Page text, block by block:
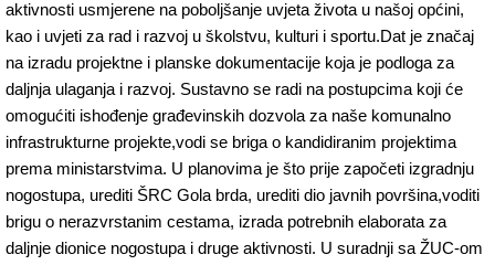
aktivnosti usmjerene na poboljšanje uvjeta života u našoj općini,
kao i uvjeti za rad i razvoj u školstvu, kulturi i sportu.Dat je značaj
na izradu projektne i planske dokumentacije koja je podloga za
daljnja ulaganja i razvoj. Sustavno se radi na postupcima koji će
omogućiti ishođenje građevinskih dozvola za naše komunalno
infrastrukturne projekte,vodi se briga o kandidiranim projektima
prema ministarstvima. U planovima je što prije započeti izgradnju
nogostupa, urediti ŠRC Gola brda, urediti dio javnih površina,voditi
brigu o nerazvrstanim cestama, izrada potrebnih elaborata za
daljnje dionice nogostupa i druge aktivnosti. U suradnji sa ŽUC-om